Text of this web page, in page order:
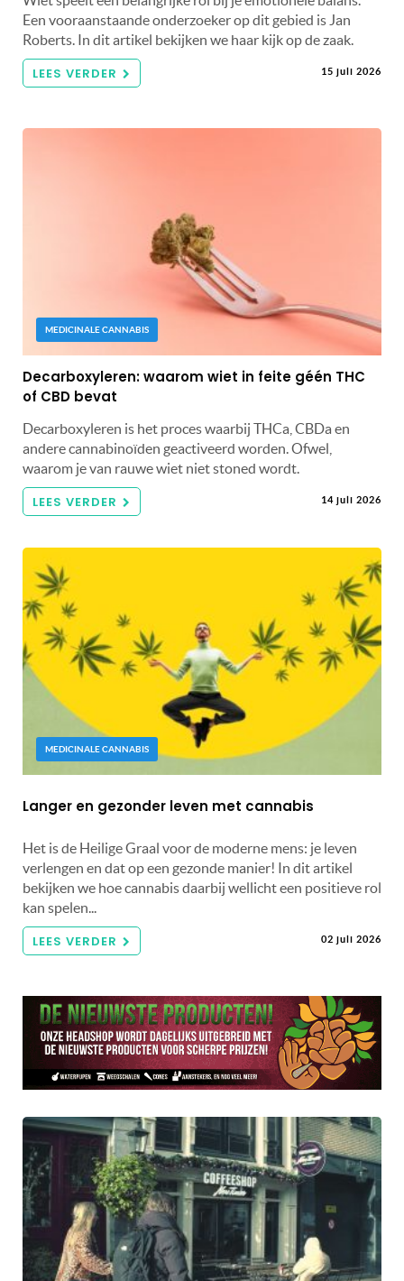
Een vooraanstaande onderzoeker op dit gebied is Jan
Roberts. In dit artikel bekijken we haar kijk op de zaak.
LEES VERDER 15 juli 2026
MEDICINALE CANNABIS
Decarboxyleren: waarom wiet in feite géén THC
of CBD bevat
Decarboxyleren is het proces waarbij THCa, CBDa en
andere cannabinoïden geactiveerd worden. Ofwel,
waarom je van rauwe wiet niet stoned wordt.
LEES VERDER 14 juli 2026
MEDICINALE CANNABIS
Langer en gezonder leven met cannabis
Het is de Heilige Graal voor de moderne mens: je leven
verlengen en dat op een gezonde manier! In dit artikel
bekijken we hoe cannabis daarbij wellicht een positieve rol
kan spelen...
LEES VERDER 02 juli 2026